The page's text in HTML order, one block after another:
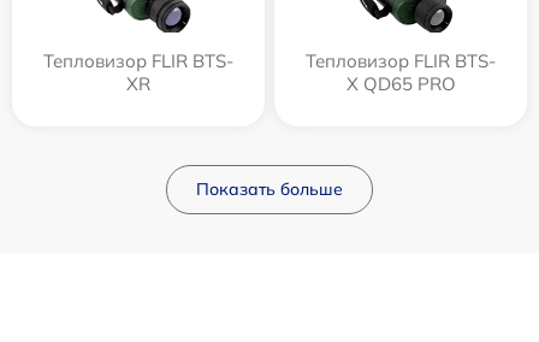
Тепловизор FLIR BTS-
XR
Тепловизор FLIR BTS-
X QD65 PRO
Показать больше